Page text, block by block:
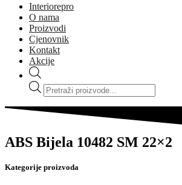
Interiorepro
O nama
Proizvodi
Cjenovnik
Kontakt
Akcije
Products
search
ABS Bijela 10482 SM 22×2
Kategorije proizvoda